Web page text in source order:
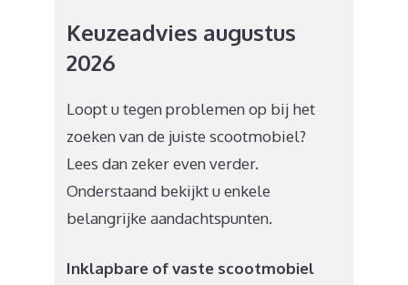
Keuzeadvies augustus
2026
Loopt u tegen problemen op bij het
zoeken van de juiste scootmobiel?
Lees dan zeker even verder.
Onderstaand bekijkt u enkele
belangrijke aandachtspunten.
Inklapbare of vaste scootmobiel